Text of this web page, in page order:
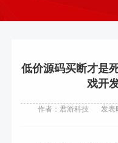
低价源码买断才是
戏开
作者：君游科技 发